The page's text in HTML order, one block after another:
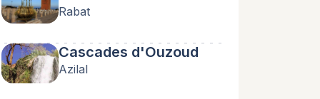
Rabat
Cascades d'Ouzoud
Azilal